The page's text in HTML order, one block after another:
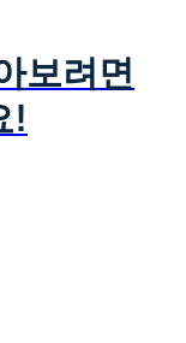
보려면
!